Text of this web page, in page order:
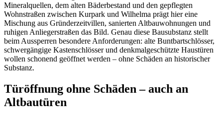
Mineralquellen, dem alten Bäderbestand und den gepflegten
Wohnstraßen zwischen Kurpark und Wilhelma prägt hier eine
Mischung aus Gründerzeitvillen, sanierten Altbauwohnungen und
ruhigen Anliegerstraßen das Bild. Genau diese Bausubstanz stellt
beim Aussperren besondere Anforderungen: alte Buntbartschlösser,
schwergängige Kastenschlösser und denkmalgeschützte Haustüren
wollen schonend geöffnet werden – ohne Schäden an historischer
Substanz.
Türöffnung ohne Schäden – auch an
Altbautüren